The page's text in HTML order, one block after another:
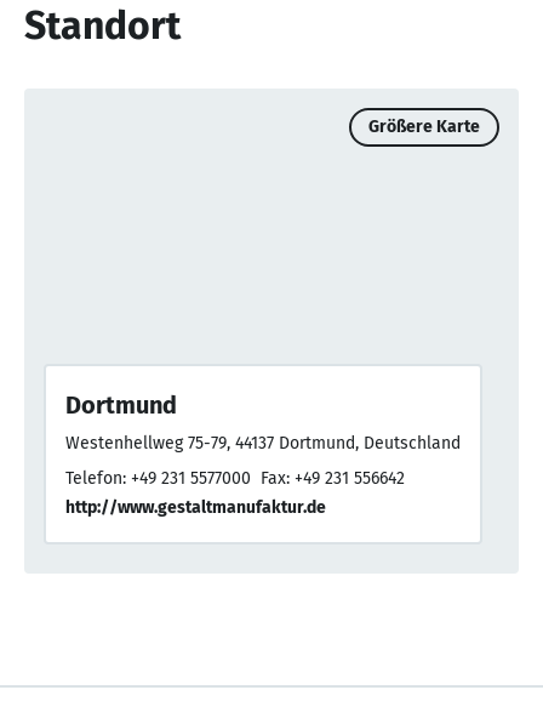
Standort
Größere Karte
Dortmund
Westenhellweg 75-79, 44137 Dortmund, Deutschland
Telefon: +49 231 5577000 Fax: +49 231 556642
http://www.gestaltmanufaktur.de